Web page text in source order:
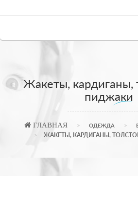
Жакеты, кардиганы,
пиджаки
ГЛАВНАЯ ОДЕЖДА
ЖАКЕТЫ, КАРДИГАНЫ,